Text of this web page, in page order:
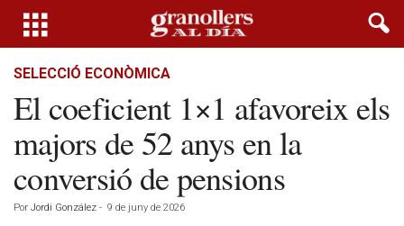
SELECCIÓ ECONÒMICA
El coeficient 1×1 afavoreix els
majors de 52 anys en la
conversió de pensions
Por Jordi González - 9 de juny de 2026